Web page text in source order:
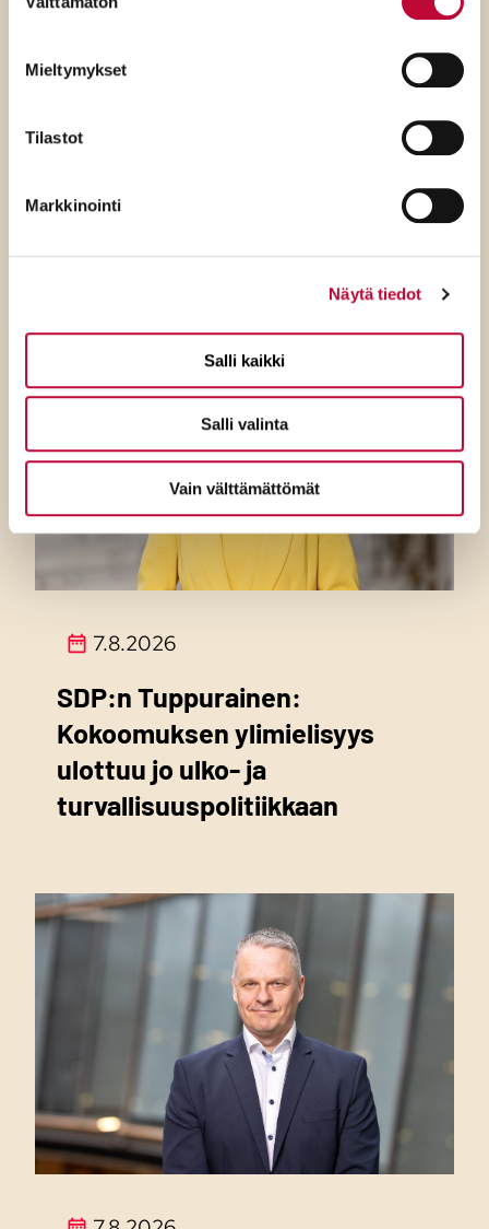
valinta
Mieltymykset
Tilastot
Markkinointi
Näytä tiedot
Salli kaikki
Salli valinta
Vain välttämättömät
7.8.2026
Sikaruton torjunnassa
avoimuus ja selkeät ohjeet
7.8.2026
SDP:n Tuppurainen:
Kokoomuksen ylimielisyys
ulottuu jo ulko- ja
turvallisuuspolitiikkaan